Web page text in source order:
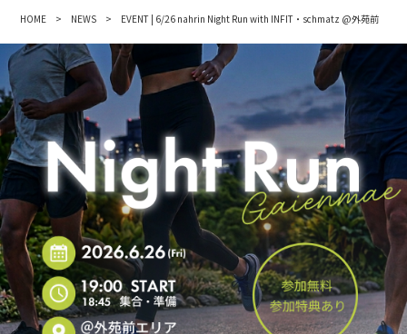
HOME > NEWS > EVENT | 6/26 nahrin Night Run with INFIT・schmatz @外苑前